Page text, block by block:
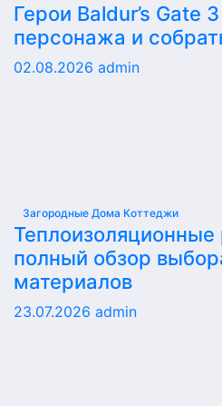
Герои Baldur’s Gate
персонажа и
02.08.2026 admin
Загородные Дома Коттеджи
полный обзор
материалов
23.07.2026 admin